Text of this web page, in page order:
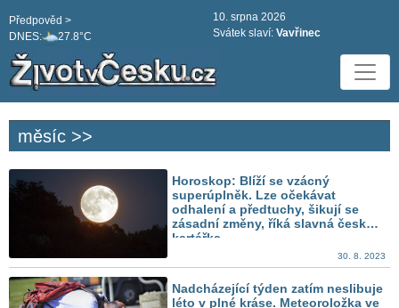
DNES: 27.8°C
Předpověd >
10. srpna 2026
Svátek slaví: Vavřinec
měsíc >>
Horoskop: Blíží se vzácný
superúplněk. Lze očekávat
odhalení a předtuchy, šikují se
zásadní změny, říká slavná česká
kartářka
30. 8. 2023
Nadcházející týden zatím neslibuje
léto v plné kráse. Meteoroložka ve